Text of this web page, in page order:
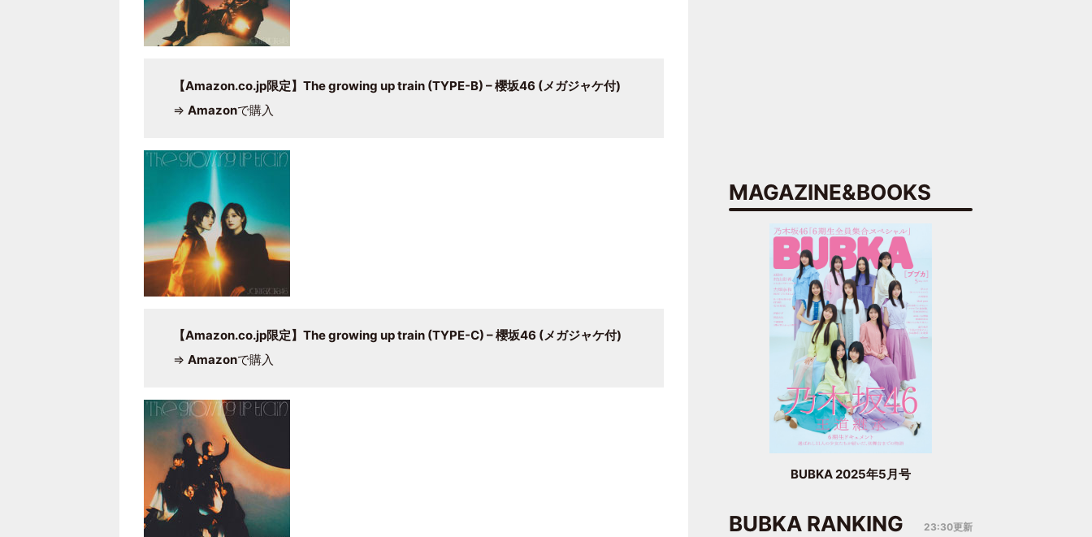
【Amazon.co.jp限定】The growing up train (TYPE-B) – 櫻坂46 (メガジャケ付)
⇒ Amazonで購入
【Amazon.co.jp限定】The growing up train (TYPE-C) – 櫻坂46 (メガジャケ付)
⇒ Amazonで購入
MAGAZINE&BOOKS
BUBKA 2025年5月号
BUBKA RANKING 23:30更新